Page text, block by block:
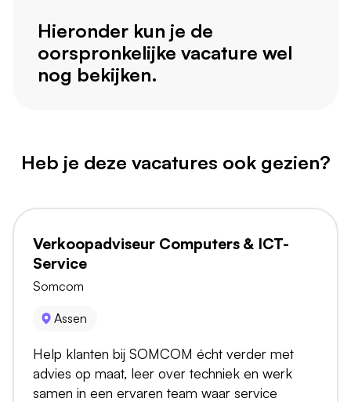
Hieronder kun je de
oorspronkelijke vacature wel
nog bekijken.
Heb je deze vacatures ook gezien?
Verkoopadviseur Computers & ICT-
Service
Somcom
Assen
Help klanten bij SOMCOM écht verder met
advies op maat, leer over techniek en werk
samen in een ervaren team waar service